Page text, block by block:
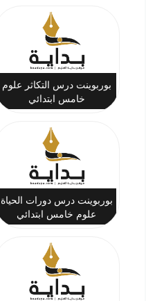
بوربوينت درس التكاثر علوم
خامس ابتدائي
بوربوينت درس دورات الحياة
علوم خامس ابتدائي